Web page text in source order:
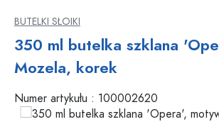
BUTELKI SŁOIKI
350 ml butelka szklana
Mozela, korek
Numer artykułu : 100002620